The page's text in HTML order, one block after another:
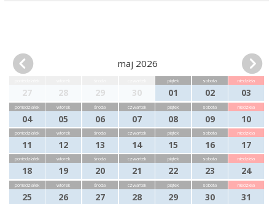
maj 2026
27 28 29 30
piątek
01
sobota
02
niedziela
03
poniedziałek
04
wtorek
05
środa
06
czwartek
07
piątek
08
sobota
09
niedziela
10
poniedziałek
11
wtorek
12
środa
13
czwartek
14
piątek
15
sobota
16
niedziela
17
poniedziałek
18
wtorek
19
środa
20
czwartek
21
piątek
22
sobota
23
niedziela
24
poniedziałek
25
wtorek
26
środa
27
czwartek
28
piątek
29
sobota
30
niedziela
31